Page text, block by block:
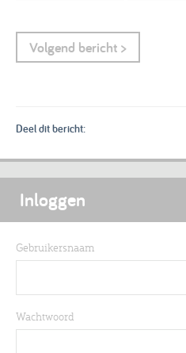
Volgend bericht >
Deel dit bericht:
Inloggen
Gebruikersnaam
Wachtwoord